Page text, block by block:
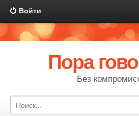
Войти
Пора
Без